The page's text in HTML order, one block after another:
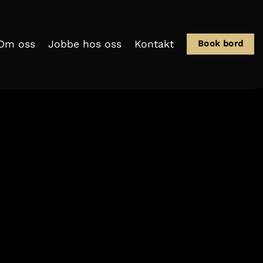
oss Jobbe hos oss Kontakt Book bord